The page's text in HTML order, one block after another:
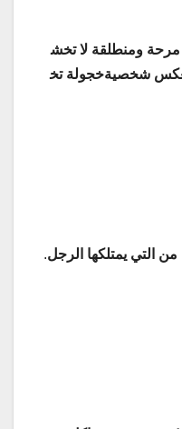
مرحة ومنطلقة لا تخش
شخصيةخجولة تخ
من التي يمتلكها الرجل.